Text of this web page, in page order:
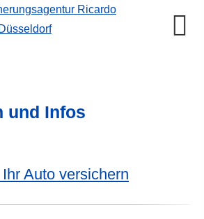
und Infos
Auto ver­sichern